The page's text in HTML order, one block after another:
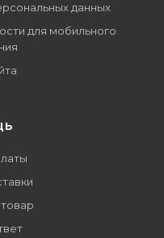
данных
для мобильного